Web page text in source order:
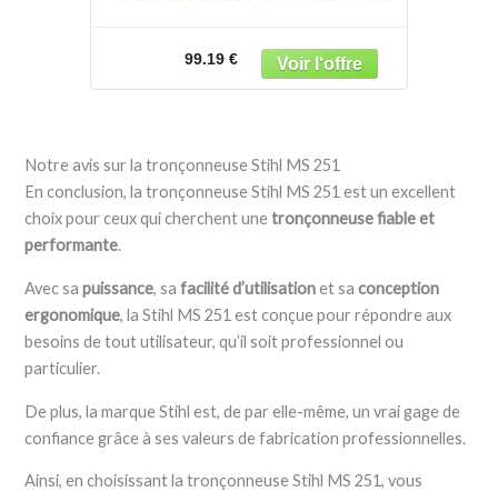
99.19 €
Notre avis sur la tronçonneuse Stihl MS 251
En conclusion, la tronçonneuse Stihl MS 251 est un excellent
choix pour ceux qui cherchent unetronçonneuse fiable et
performante.
Avec sapuissance, safacilité d’utilisationet saconception
ergonomique, la Stihl MS 251 est conçue pour répondre aux
besoins de tout utilisateur, qu’il soit professionnel ou
particulier.
De plus, la marque Stihl est, de par elle-même, un vrai gage de
confiance grâce à ses valeurs de fabrication professionnelles.
Ainsi, en choisissant la tronçonneuse Stihl MS 251, vous